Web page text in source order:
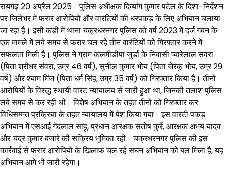
रायगढ़ 20 अप्रैल 2025। पुलिस अधीक्षक दिव्यांग कुमार पटेल के दिशा-निर्देशन
पर जिलेभर में फरार आरोपियों और वारंटियों की धरपकड़ के लिए अभियान चलाया
जा रहा है। इसी कड़ी में थाना चक्रधरनगर पुलिस को वर्ष 2023 में दर्ज गबन के
एक मामले में लंबे समय से फरार चल रहे तीन वारंटियों को गिरफ्तार करने में
सफलता मिली है। पुलिस ने ग्राम कलमीडीपा जुर्डा के निवासी प्यारेलाल संवरा
(पिता श्रीधर संवरा, उम्र 46 वर्ष), सुनील कुमार भोय (पिता जेरकु भोय, उम्र 29
वर्ष) और श्याम मिंज (पिता धर्म सिंह, उम्र 35 वर्ष) को गिरफ्तार किया है। तीनों
आरोपियों के विरुद्ध स्थायी वारंट न्यायालय से जारी हुआ था, जिनकी तलाश पुलिस
लंबे समय से कर रही थी। विशेष अभियान के तहत तीनों को गिरफ्तार कर
विधिसम्मत प्रक्रिया के तहत न्यायालय में पेश किया गया। इस वारंटी पकड़
अभियान में एसआई गेंदलाल साहू, प्रधान आरक्षक संतोष कुर्रे, आरक्षक अभय यादव
और चंद्र कुमार बंजारे की सक्रिय भूमिका रही। चक्रधरनगर पुलिस की इस
कार्रवाई से फरार आरोपियों के खिलाफ चल रहे सघन अभियान को बल मिला है, यह
अभियान आगे भी जारी रहेगा।